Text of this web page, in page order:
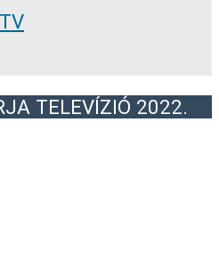
TELEVÍZIÓ 2022.